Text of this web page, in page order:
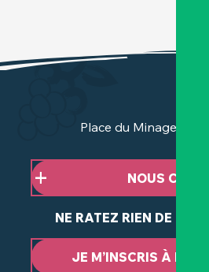
Place du Minage -
NOUS
NE RATEZ RIEN DE
JE M’INSCRIS À LA